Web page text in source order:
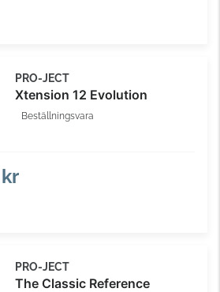
PRO-JECT
Xtension 12 Evolution
Beställningsvara
PRO-JECT
The Classic Reference